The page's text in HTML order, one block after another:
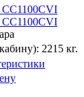
2215 кг.